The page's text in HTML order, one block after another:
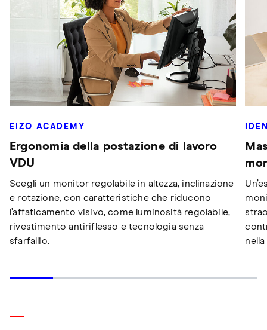
EIZO ACADEMY
Ergonomia della postazione di lavoro
VDU
Scegli un monitor regolabile in altezza, inclinazione
e rotazione, con caratteristiche che riducono
l’affaticamento visivo, come luminosità regolabile,
rivestimento antiriflesso e tecnologia senza
sfarfallio.